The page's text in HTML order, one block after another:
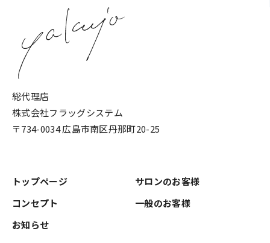
総代理店
株式会社フラッグシステム
〒734-0034 広島市南区丹那町20-25
トップページ
コンセプト
お知らせ
サロンのお客様
一般のお客様